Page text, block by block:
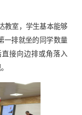
教室，学生基本能够
一排就坐的同学数量
接向边排或角落入